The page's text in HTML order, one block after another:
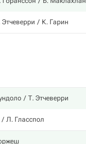
Этчеверри К. Гарин
Т. Этчеверри
Л. Гласспол